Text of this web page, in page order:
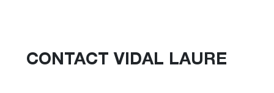
CONTACT VIDAL LAURE